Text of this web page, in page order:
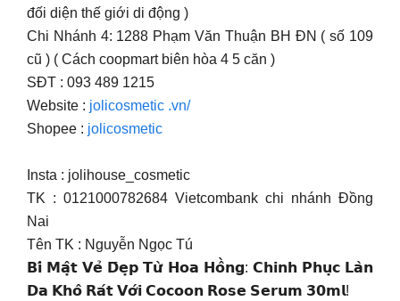
đối diện thế giới di động )
Chi Nhánh 4: 1288 Phạm Văn Thuận BH ĐN ( số 109
cũ ) ( Cách coopmart biên hòa 4 5 căn )
SĐT : 093 489 1215
Website : jolicosmetic .vn/
Shopee : jolicosmetic
Insta : jolihouse_cosmetic
TK : 0121000782684 Vietcombank chi nhánh Đồng
Nai
Tên TK : Nguyễn Ngọc Tú
𝗕𝗶́ 𝗠𝗮̣̂𝘁 𝗩𝗲̉ 𝗗̄𝗲̣𝗽 𝗧𝘂̛̀ 𝗛𝗼𝗮 𝗛𝗼̂̀𝗻𝗴: 𝗖𝗵𝗶𝗻𝗵 𝗣𝗵𝘂̣𝗰 𝗟𝗮̀𝗻
𝗗𝗮 𝗞𝗵𝗼̂ 𝗥𝗮́𝘁 𝗩𝗼̛́𝗶 𝗖𝗼𝗰𝗼𝗼𝗻 𝗥𝗼𝘀𝗲 𝗦𝗲𝗿𝘂𝗺 𝟯𝟬𝗺𝗹!